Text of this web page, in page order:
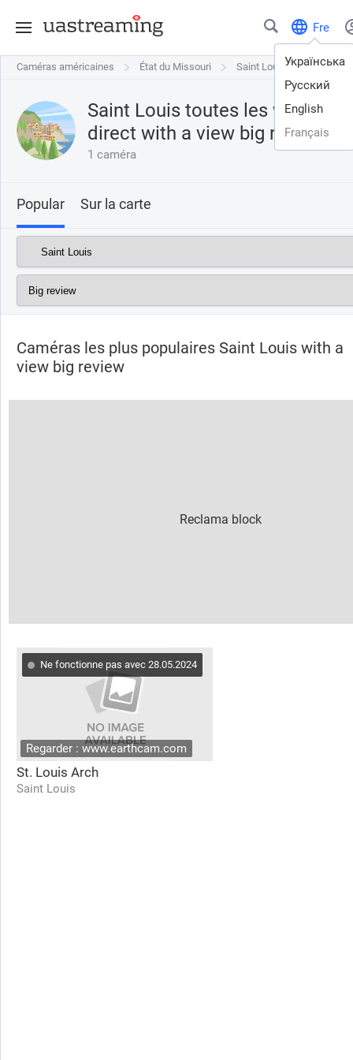
Fre
Українська
Русский
English
Français
Caméras américaines État du Missouri Saint Louis big
Caméras américaines État du Missouri Saint Louis
Saint Louis toutes les
direct with a view big review
1 caméra
Popular Sur la carte
Caméras les plus populaires Saint Louis with a
view big review
Ne fonctionne pas avec 28.05.2024
Regarder : www.earthcam.com
St. Louis Arch
Saint Louis